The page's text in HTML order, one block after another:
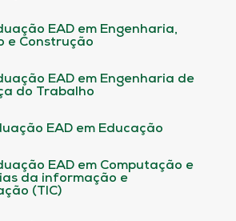
EAD em Engenharia,
e Construção
EAD em Engenharia de
do Trabalho
EAD em Educação
EAD em Computação e
da informação e
(TIC)